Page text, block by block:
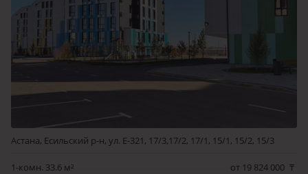
Астана, Есильский р-н, ул. Е-321, 17/3,17/2, 17/1, 15/1, 15/2, 15/3
1-комн. 33.6 м² от 19 824 000 ₸